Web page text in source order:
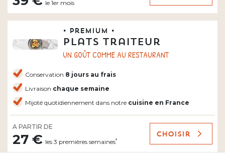
le 1er mois
• Premium •
Plats traiteur
UN GOÛT COMME AU RESTAURANT
Conservation 8 jours au frais
Livraison chaque semaine
Mijoté quotidiennement dans notre cuisine en France
A PARTIR DE
27 € les 3 premières semaines*
Choisir